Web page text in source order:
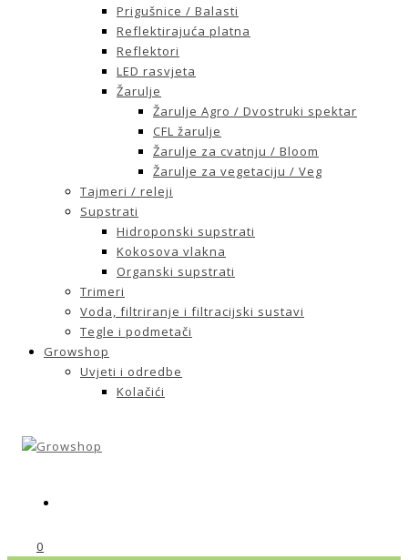
Prigušnice / Balasti
Reflektirajuća platna
Reflektori
LED rasvjeta
Žarulje
Žarulje Agro / Dvostruki spektar
CFL žarulje
Žarulje za cvatnju / Bloom
Žarulje za vegetaciju / Veg
Tajmeri / releji
Supstrati
Hidroponski supstrati
Kokosova vlakna
Organski supstrati
Trimeri
Voda, filtriranje i filtracijski sustavi
Tegle i podmetači
Growshop
Uvjeti i odredbe
Kolačići
0